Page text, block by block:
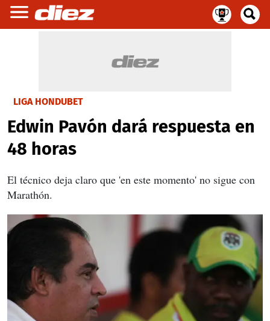
LIGA HONDUBET
Edwin Pavón dará respuesta en
48 horas
El técnico deja claro que 'en este momento' no sigue con
Marathón.